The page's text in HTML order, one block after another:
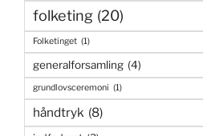
folketing (20)
Folketinget (1)
generalforsamling (4)
grundlovsceremoni (1)
håndtryk (8)